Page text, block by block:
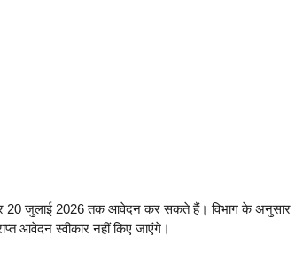
20 जुलाई 2026 तक आवेदन कर सकते हैं। विभाग के अनुसार
आवेदन स्वीकार नहीं किए जाएंगे।